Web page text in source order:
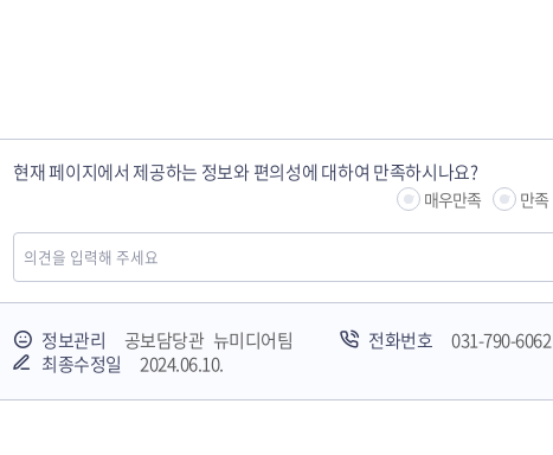
현재 페이지에서 제공하는 정보와 편의성에 대하여 만족하시나요?
매우만족 만족
정보관리 공보담당관 뉴미디어팀 전화번호
031-790-6062
최종수정일
2024.06.10.